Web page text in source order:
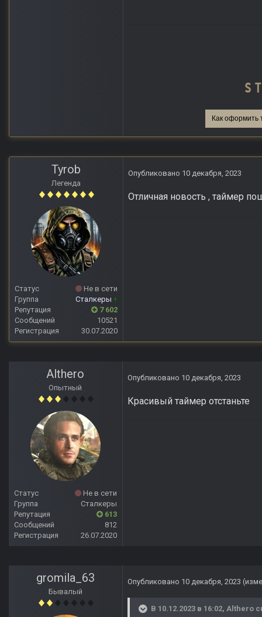
Как оформить
Tyrob
Легенда
Статус
Не в сети
Группа
Сталкеры +
Репутация
7 602
Сообщений
10521
Регистрация
30.07.2020
Опубликовано 10 декабря, 2023
Отличная новость , таймер
Althero
Опытный
Статус
Не в сети
Группа
Сталкеры
Репутация
613
Сообщений
812
Регистрация
26.07.2020
Опубликовано 10 декабря, 2023
Красивый таймер отстаньте
gromila_63
Бывалый
Опубликовано 10 декабря, 2023
В 10.12.2023 в 16:02, Althero